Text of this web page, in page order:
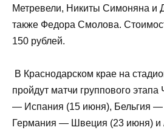
Метревели, Никиты Симоняна и
также Федора Смолова.
150 рублей.
В Краснодарском крае на
пройдут матчи группового
— Испания (15 июня), Бельгия
Германия — Швеция (23 июня)